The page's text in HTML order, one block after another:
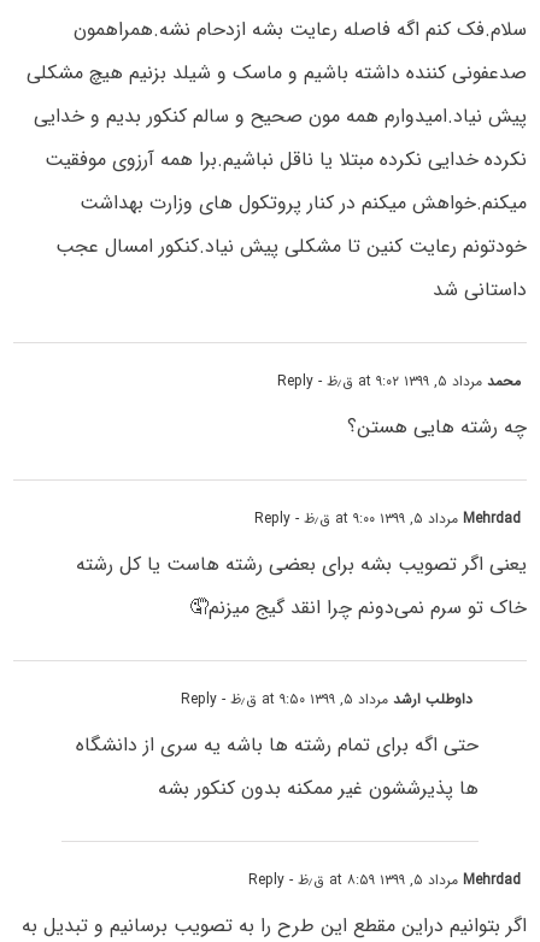
سلام.فک کنم اگه فاصله رعایت بشه ازدحام نشه.همراهمون
صدعفونی کننده داشته باشیم و ماسک و شیلد بزنیم هیچ مشکلی
پیش نیاد.امیدوارم همه مون صحیح و سالم کنکور بدیم و خدایی
نکرده خدایی نکرده مبتلا یا ناقل نباشیم.برا همه آرزوی موفقیت
میکنم.خواهش میکنم در کنار پروتکول های وزارت بهداشت
خودتونم رعایت کنین تا مشکلی پیش نیاد.کنکور امسال عجب
داستانی شد
محمدمرداد ۵, ۱۳۹۹ at ۹:۰۲ ق٫ظ - Reply
چه رشته هایی هستن؟
Mehrdadمرداد ۵, ۱۳۹۹ at ۹:۰۰ ق٫ظ - Reply
یعنی اگر تصویب بشه برای بعضی رشته هاست یا کل رشته
خاک تو سرم نمی‌دونم چرا انقد گیج میزنم🤦
داوطلب ارشدمرداد ۵, ۱۳۹۹ at ۹:۵۰ ق٫ظ - Reply
حتی اگه برای تمام رشته ها باشه یه سری از دانشگاه
ها پذیرششون غیر ممکنه بدون کنکور بشه
Mehrdadمرداد ۵, ۱۳۹۹ at ۸:۵۹ ق٫ظ - Reply
اگر بتوانیم دراین مقطع این طرح را به تصویب برسانیم و تبدیل به